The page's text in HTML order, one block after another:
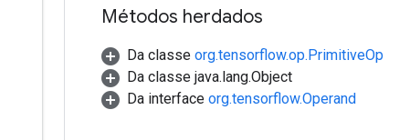
Métodos herdados
Da classe org.tensorflow.op.PrimitiveOp
Da classe java.lang.Object
Da interface org.tensorflow.Operand